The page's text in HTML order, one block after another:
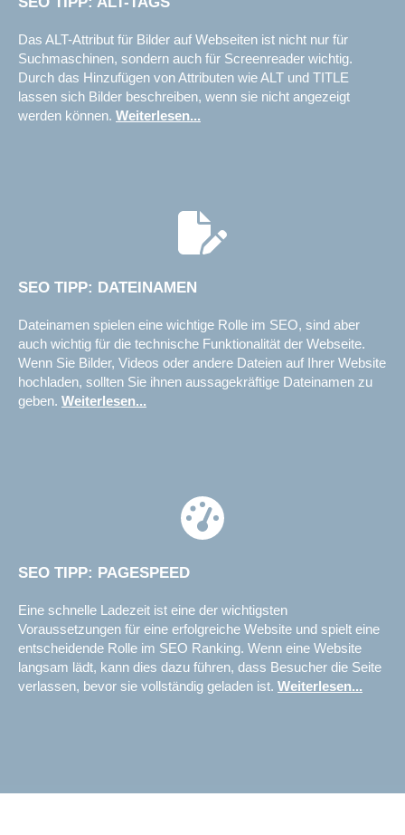
Das ALT-Attribut für Bilder auf Webseiten ist nicht nur für
Suchmaschinen, sondern auch für Screenreader wichtig.
Durch das Hinzufügen von Attributen wie ALT und TITLE
lassen sich Bilder beschreiben, wenn sie nicht angezeigt
werden können. Weiterlesen...
SEO TIPP: DATEINAMEN
Dateinamen spielen eine wichtige Rolle im SEO, sind aber
auch wichtig für die technische Funktionalität der Webseite.
Wenn Sie Bilder, Videos oder andere Dateien auf Ihrer Website
hochladen, sollten Sie ihnen aussagekräftige Dateinamen zu
geben. Weiterlesen...
SEO TIPP: PAGESPEED
Eine schnelle Ladezeit ist eine der wichtigsten
Voraussetzungen für eine erfolgreiche Website und spielt eine
entscheidende Rolle im SEO Ranking. Wenn eine Website
langsam lädt, kann dies dazu führen, dass Besucher die Seite
verlassen, bevor sie vollständig geladen ist. Weiterlesen...